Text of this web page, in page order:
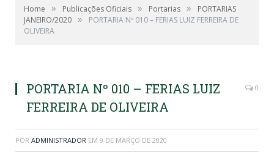
Home » Publicações Oficiais » Portarias »
PORTARIAS
JANEIRO/2020 »
PORTARIA Nº 010 – FERIAS LUIZ FERREIRA DE
OLIVEIRA
PORTARIA Nº 010 – FERIAS LUIZ
FERREIRA DE OLIVEIRA
0
POR ADMINISTRADOR EM 9 DE MARÇO DE 2020